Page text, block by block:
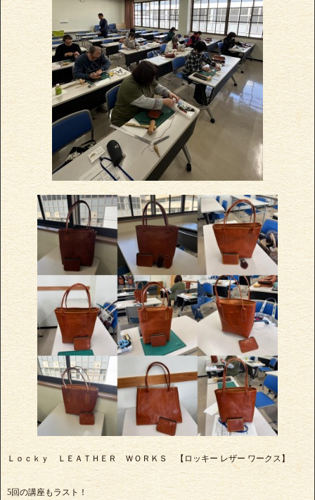
Ｌｏｃｋｙ ＬＥＡＴＨＥＲ ＷＯＲＫＳ 【ロッキー レザー ワークス】
5回の講座もラスト！